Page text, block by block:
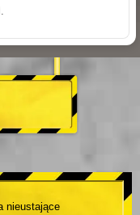
nieustające